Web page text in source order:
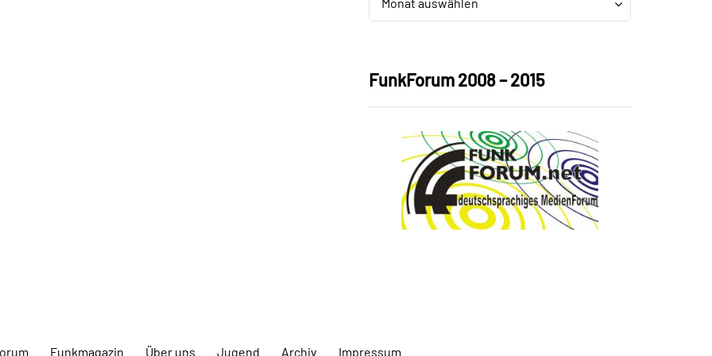
Monat auswählen
FunkForum 2008 – 2015
Funkmagazin Über uns Jugend Archiv Impressum